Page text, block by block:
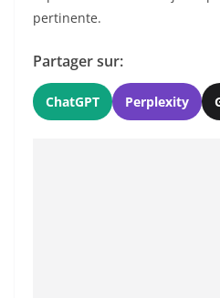
pertinente.
Partager sur:
ChatGPT Perplexity